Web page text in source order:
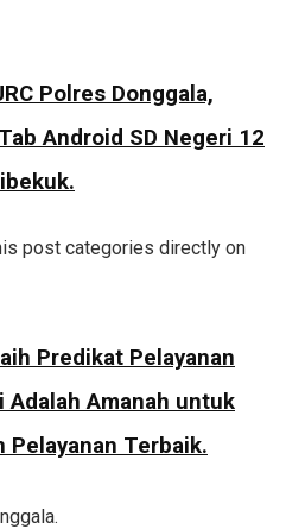
Polres Donggala,
Android SD Negeri 12
Predikat Pelayanan
Adalah Amanah untuk
Pelayanan Terbaik.
post categories directly on